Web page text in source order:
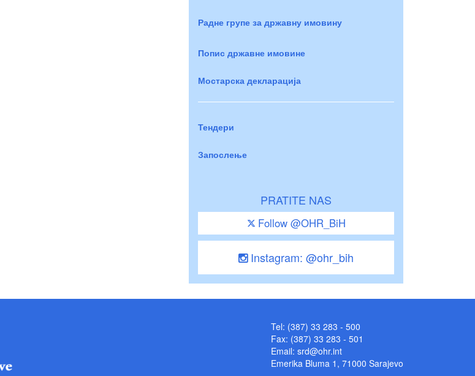
Радне групе за државну имовину
Попис државне имовине
Мостарска декларација
Тендери
Запослење
PRATITE NAS
Follow @OHR_BiH
Instagram: @ohr_bih
Tel: (387) 33 283 - 500
Fax: (387) 33 283 - 501
Email: srd@ohr.int
Emerika Bluma 1, 71000 Sarajevo